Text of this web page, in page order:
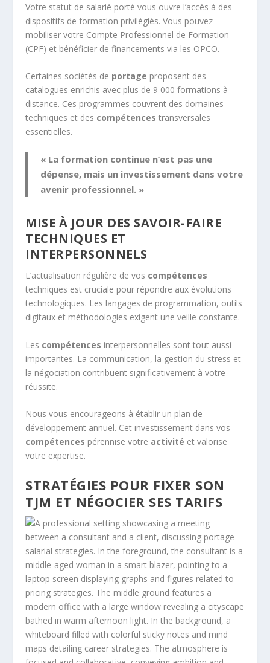
Votre statut de salarié porté vous ouvre l’accès à des
dispositifs de formation privilégiés. Vous pouvez
mobiliser votre Compte Professionnel de Formation
(CPF) et bénéficier de financements via les OPCO.
Certaines sociétés de portage proposent des
catalogues enrichis avec plus de 9 000 formations à
distance. Ces programmes couvrent des domaines
techniques et des compétences transversales
essentielles.
« La formation continue n’est pas une
dépense, mais un investissement dans votre
avenir professionnel. »
MISE À JOUR DES SAVOIR-FAIRE
TECHNIQUES ET
INTERPERSONNELS
L’actualisation régulière de vos compétences
techniques est cruciale pour répondre aux évolutions
technologiques. Les langages de programmation, outils
digitaux et méthodologies exigent une veille constante.
Les compétences interpersonnelles sont tout aussi
importantes. La communication, la gestion du stress et
la négociation contribuent significativement à votre
réussite.
Nous vous encourageons à établir un plan de
développement annuel. Cet investissement dans vos
compétences pérennise votre activité et valorise
votre expertise.
STRATÉGIES POUR FIXER SON
TJM ET NÉGOCIER SES TARIFS